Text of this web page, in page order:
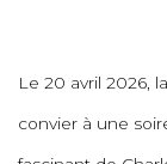
Le 20 avril 2026,
convier à une